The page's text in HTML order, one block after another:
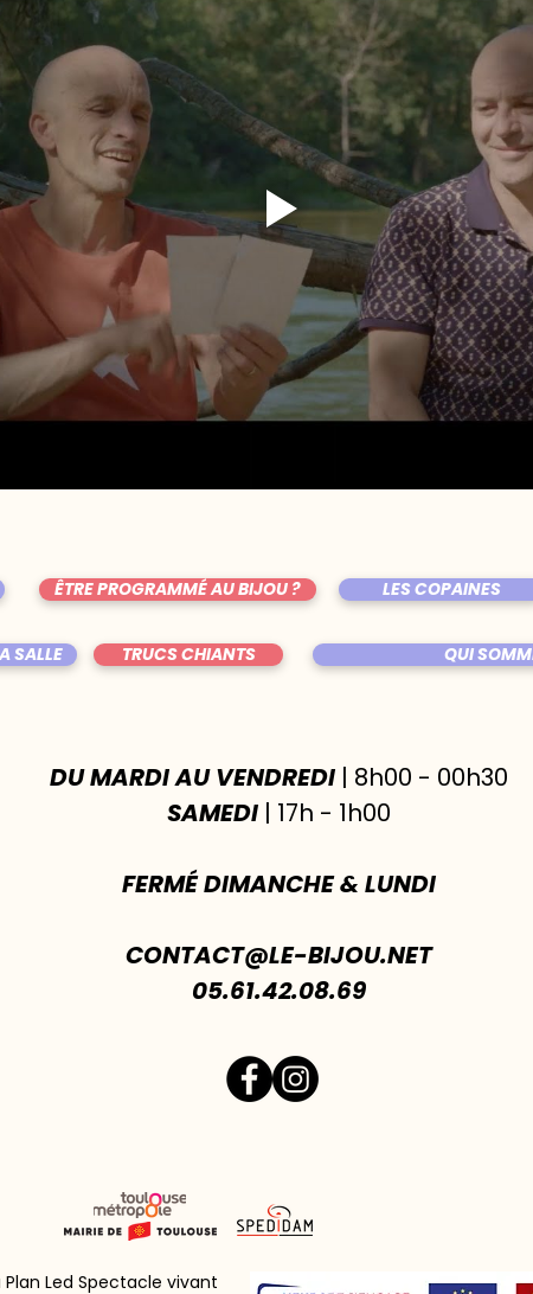
ÊTRE PROGRAMMÉ AU BIJOU ? LES COPAINES
SALLE TRUCS CHIANTS QUI
DU MARDI AU VENDREDI| 8h00 - 00h30
SAMEDI| 17h - 1h00
FERMÉ DIMANCHE & LUNDI
CONTACT@LE-BIJOU.NET
05.61.42.08.69
Led Spectacle vivant